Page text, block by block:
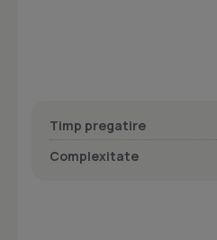
Timp pregatire
Complexitate